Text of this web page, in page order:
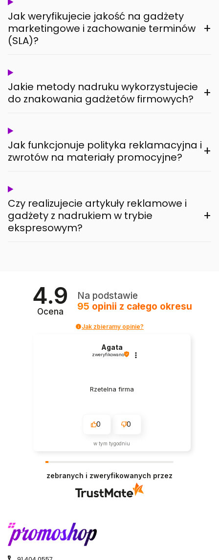
Jak weryfikujecie jakość na gadżety
marketingowe i zachowanie terminów
(SLA)?
+
Jakie metody nadruku wykorzystujecie
do znakowania gadżetów firmowych?
+
Jak funkcjonuje polityka reklamacyjna i
zwrotów na materiały promocyjne?
+
Czy realizujecie artykuły reklamowe i
gadżety z nadrukiem w trybie
ekspresowym?
+
4.9
Ocena
Na podstawie
95 opinii z całego okresu
Jak zbieramy opinie?
Agata
zweryfikowano
Rzetelna firma
0 0
w tym tygodniu
zebranych i zweryfikowanych przez